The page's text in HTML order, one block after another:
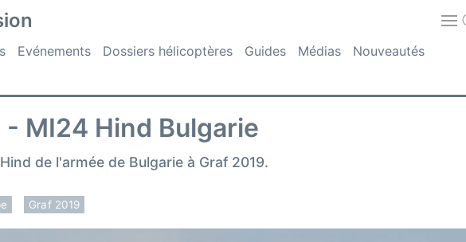
Evénements Dossiers hélicoptères Guides Médias Nouveautés
- MI24 Hind Bulgarie
de l'armée de Bulgarie à Graf 2019.
Graf 2019